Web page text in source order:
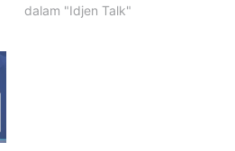
dalam "Idjen Talk"